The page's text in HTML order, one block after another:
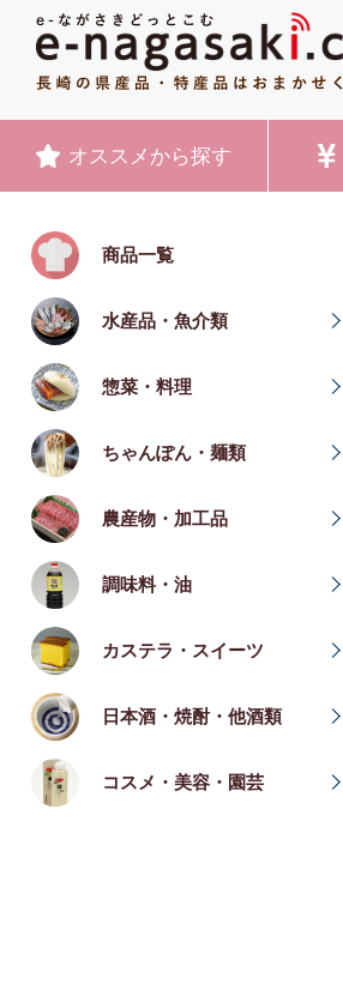
オススメ から探す
商品一覧
水産品・魚介類
惣菜・料理
ちゃんぽん・麺類
農産物・加工品
調味料・油
カステラ・スイーツ
日本酒・焼酎・他酒類
コスメ・美容・園芸